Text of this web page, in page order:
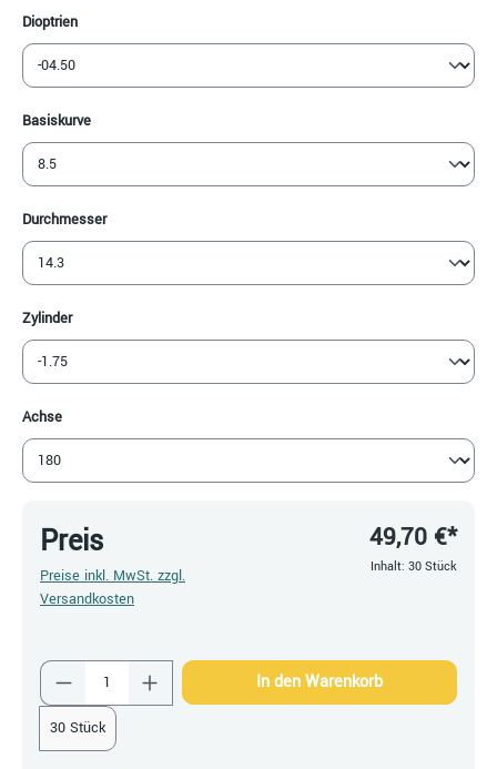
Dioptrienauswählen
Basiskurveauswählen
Durchmesserauswählen
Zylinderauswählen
Achseauswählen
Preis
Preise inkl. MwSt. zzgl.
Versandkosten
49,70 €*
Inhalt: 30 Stück
Produkt Anzahl: Gib den gewünschten Wert
30 Stück
In den Warenkorb